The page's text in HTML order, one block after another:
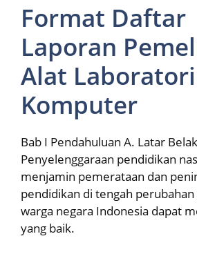
Format Daftar
Laporan
Alat
Komputer
Bab I Pendahuluan A. Latar
Penyelenggaraan pendidikan
menjamin pemerataan dan
pendidikan di tengah perubahan
warga negara Indonesia dapat
yang baik.